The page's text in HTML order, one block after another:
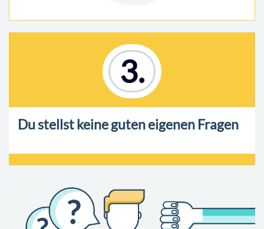
3.
Du stellst keine guten eigenen Fragen